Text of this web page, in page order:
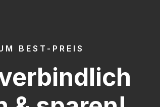
BEST-PREIS